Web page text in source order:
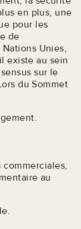
en plus, une
pour les
de
Unies,
existe au sein
sur le
du Sommet
commerciales,
au